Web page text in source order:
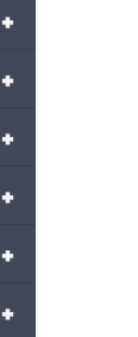
+
+
+
+
+
+